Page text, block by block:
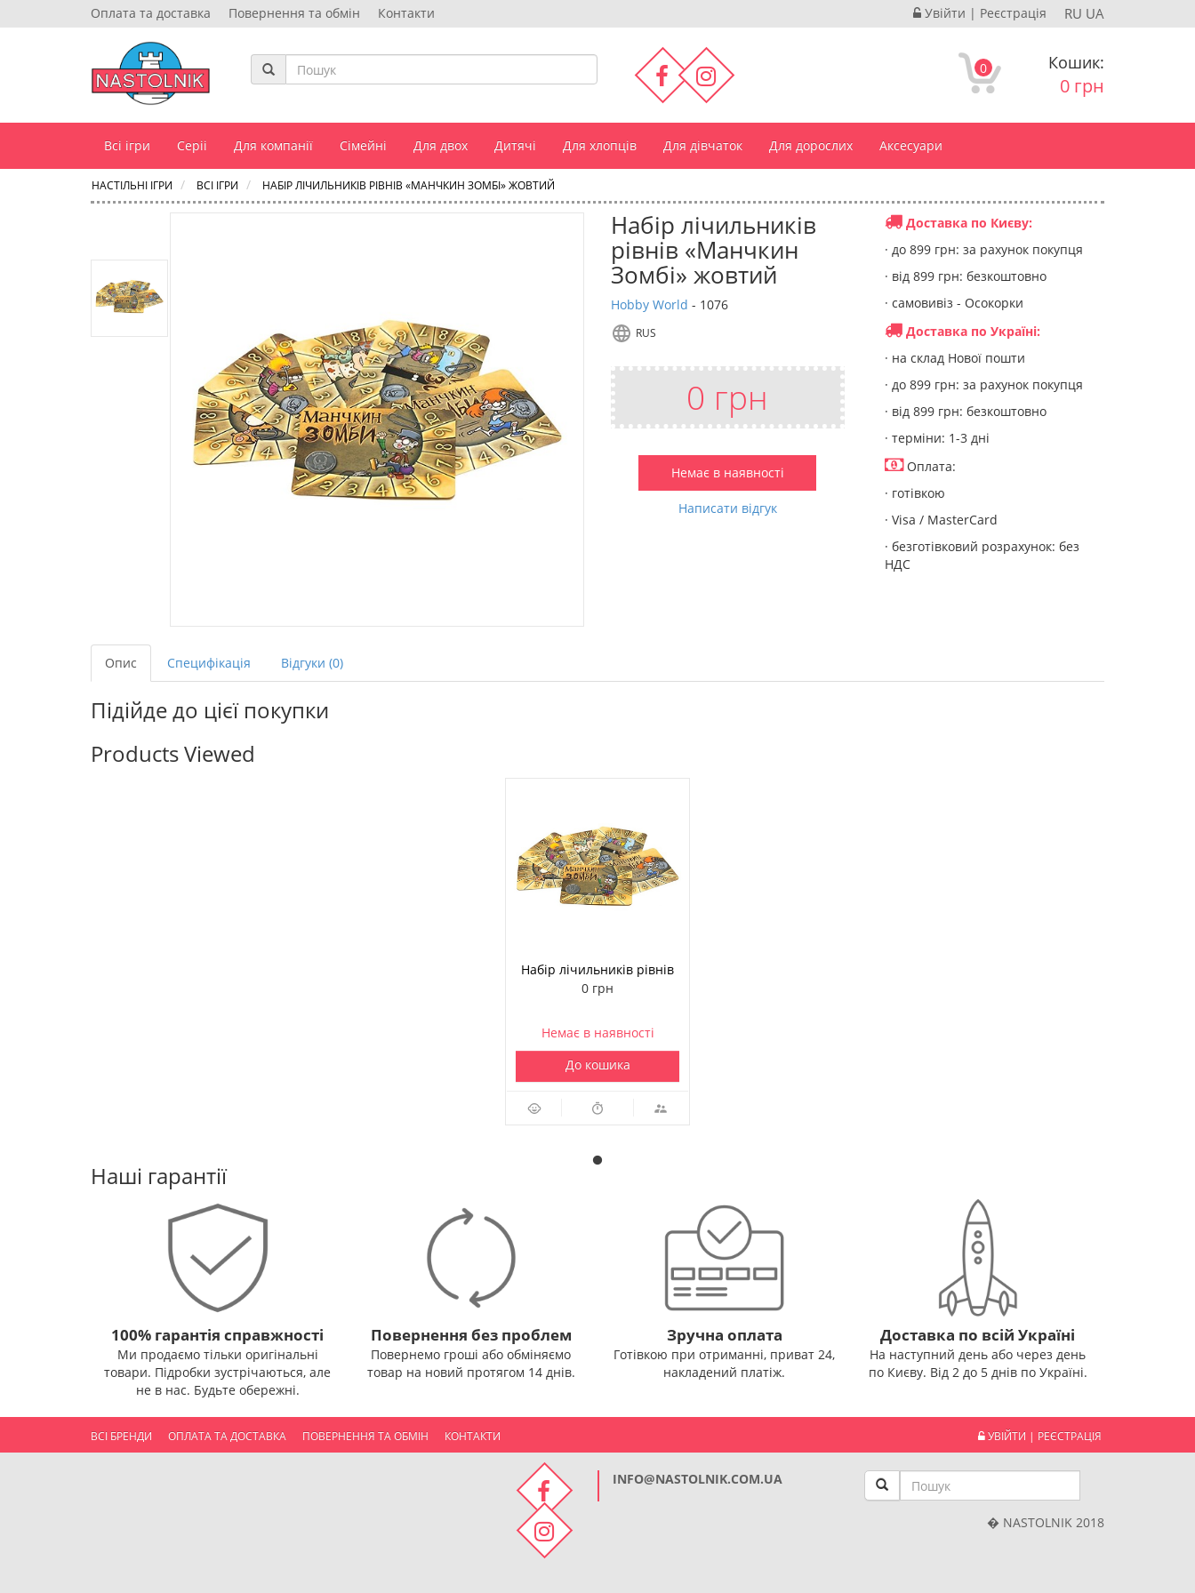
Оплата та доставка Повернення та обмін Контакти Увійти | Реєстрація RU UA
0 Кошик:
0 грн
Всі ігри Серіі Для компанії Сімейні Для двох Дитячі Для хлопців Для дівчаток Для дорослих Аксесуари
НАСТІЛЬНІ ІГРИ ВСІ ІГРИ НАБІР ЛІЧИЛЬНИКІВ РІВНІВ «МАНЧКИН ЗОМБІ» ЖОВТИЙ
Набір лічильників
рівнів «Манчкин
Зомбі» жовтий
Hobby World - 1076
RUS
0 грн
Немає в наявності
Написати відгук
Доставка по Києву:
· до 899 грн: за рахунок покупця
· від 899 грн: безкоштовно
· самовивіз - Осокорки
Доставка по Україні:
· на склад Нової пошти
· до 899 грн: за рахунок покупця
· від 899 грн: безкоштовно
· терміни: 1-3 дні
Оплата:
· готівкою
· Visa / MasterCard
· безготівковий розрахунок: без
НДС
Опис Специфікація Відгуки (0)
Підійде до цієї покупки
Products Viewed
Набір лічильників рівнів
«Манчкин Зомбі» жовтий
0 грн
Немає в наявності
До кошика
Наші гарантії
100% гарантія справжності
Ми продаємо тільки оригінальні
товари. Підробки зустрічаються, але
не в нас. Будьте обережні.
Повернення без проблем
Повернемо гроші або обміняємо
товар на новий протягом 14 днів.
Зручна оплата
Готівкою при отриманні, приват 24,
накладений платіж.
Доставка по всій Україні
На наступний день або через день
по Києву. Від 2 до 5 днів по Україні.
ВСІ БРЕНДИ ОПЛАТА ТА ДОСТАВКА ПОВЕРНЕННЯ ТА ОБМІН КОНТАКТИ УВІЙТИ | РЕЄСТРАЦІЯ
INFO@NASTOLNIK.COM.UA
� NASTOLNIK 2018